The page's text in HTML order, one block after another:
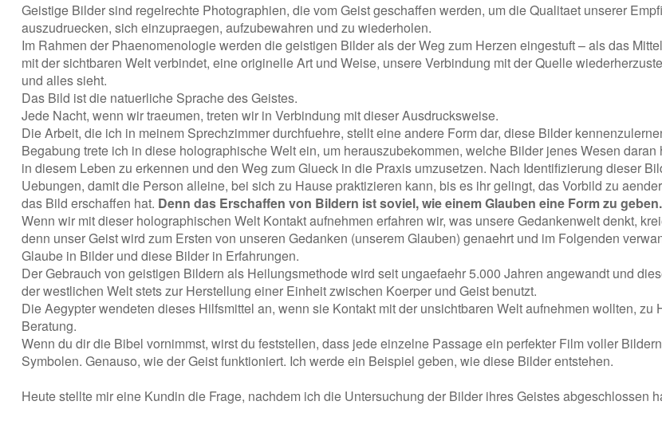
Geistige Bilder sind regelrechte Photographien, die vom Geist geschaffen werden, um die Qualitaet unserer
auszudruecken, sich einzupraegen, aufzubewahren und zu wiederholen.
Im Rahmen der Phaenomenologie werden die geistigen Bilder als der Weg zum Herzen eingestuft – als das
mit der sichtbaren Welt verbindet, eine originelle Art und Weise, unsere Verbindung mit der Quelle
und alles sieht.
Das Bild ist die natuerliche Sprache des Geistes.
Jede Nacht, wenn wir traeumen, treten wir in Verbindung mit dieser Ausdrucksweise.
Die Arbeit, die ich in meinem Sprechzimmer durchfuehre, stellt eine andere Form dar, diese Bilder
Begabung trete ich in diese holographische Welt ein, um herauszubekommen, welche Bilder jenes Wesen daran
in diesem Leben zu erkennen und den Weg zum Glueck in die Praxis umzusetzen. Nach Identifizierung dieser
Uebungen, damit die Person alleine, bei sich zu Hause praktizieren kann, bis es ihr gelingt, das Vorbild zu
das Bild erschaffen hat. Denn das Erschaffen von Bildern ist soviel, wie einem Glauben eine Form zu geben.
Wenn wir mit dieser holographischen Welt Kontakt aufnehmen erfahren wir, was unsere Gedankenwelt denkt,
denn unser Geist wird zum Ersten von unseren Gedanken (unserem Glauben) genaehrt und im Folgenden
Glaube in Bilder und diese Bilder in Erfahrungen.
Der Gebrauch von geistigen Bildern als Heilungsmethode wird seit ungaefaehr 5.000 Jahren angewandt und
der westlichen Welt stets zur Herstellung einer Einheit zwischen Koerper und Geist benutzt.
Die Aegypter wendeten dieses Hilfsmittel an, wenn sie Kontakt mit der unsichtbaren Welt aufnehmen wollten, zu
Beratung.
Wenn du dir die Bibel vornimmst, wirst du feststellen, dass jede einzelne Passage ein perfekter Film voller
Symbolen. Genauso, wie der Geist funktioniert. Ich werde ein Beispiel geben, wie diese Bilder entstehen.
Heute stellte mir eine Kundin die Frage, nachdem ich die Untersuchung der Bilder ihres Geistes abgeschlossen